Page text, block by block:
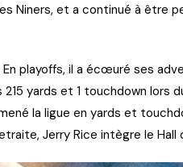
Niners, et a continué à être
playoffs, il a écœuré ses
yards et 1 touchdown lors
la ligue en yards et
Jerry Rice intègre le Hall